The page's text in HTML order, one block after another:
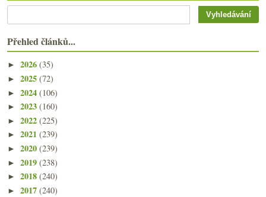
Přehled článků...
► 2026 (35)
► 2025 (72)
► 2024 (106)
► 2023 (160)
► 2022 (225)
► 2021 (239)
► 2020 (239)
► 2019 (238)
► 2018 (240)
► 2017 (240)